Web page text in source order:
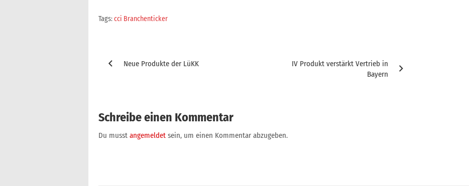
Tags:cci Branchenticker
Neue Produkte der LüKK
IV Produkt verstärkt Vertrieb in
Bayern
Schreibe einen Kommentar
Du musst angemeldet sein, um einen Kommentar abzugeben.